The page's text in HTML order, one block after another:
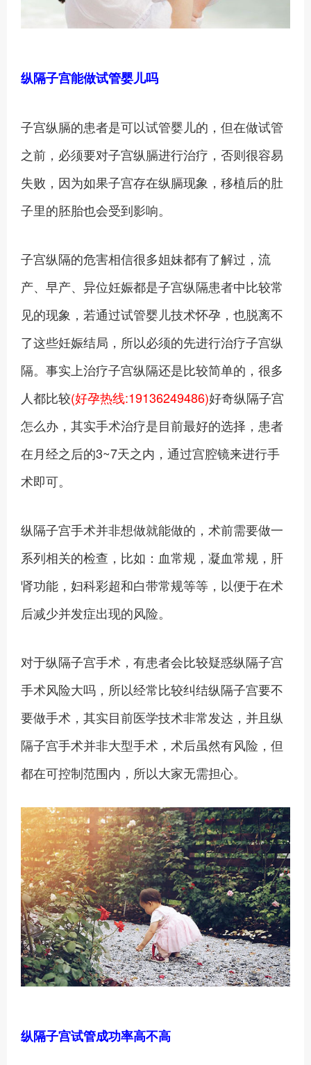
纵隔子宫能做试管婴儿吗
子宫纵膈的患者是可以试管婴儿的，但在做试管
之前，必须要对子宫纵膈进行治疗，否则很容易
失败，因为如果子宫存在纵膈现象，移植后的肚
子里的胚胎也会受到影响。
子宫纵隔的危害相信很多姐妹都有了解过，流
产、早产、异位妊娠都是子宫纵隔患者中比较常
见的现象，若通过试管婴儿技术怀孕，也脱离不
了这些妊娠结局，所以必须的先进行治疗子宫纵
隔。事实上治疗子宫纵隔还是比较简单的，很多
人都比较(好孕热线:19136249486)好奇纵隔子宫
怎么办，其实手术治疗是目前最好的选择，患者
在月经之后的3~7天之内，通过宫腔镜来进行手
术即可。
纵隔子宫手术并非想做就能做的，术前需要做一
系列相关的检查，比如：血常规，凝血常规，肝
肾功能，妇科彩超和白带常规等等，以便于在术
后减少并发症出现的风险。
对于纵隔子宫手术，有患者会比较疑惑纵隔子宫
手术风险大吗，所以经常比较纠结纵隔子宫要不
要做手术，其实目前医学技术非常发达，并且纵
隔子宫手术并非大型手术，术后虽然有风险，但
都在可控制范围内，所以大家无需担心。
纵隔子宫试管成功率高不高